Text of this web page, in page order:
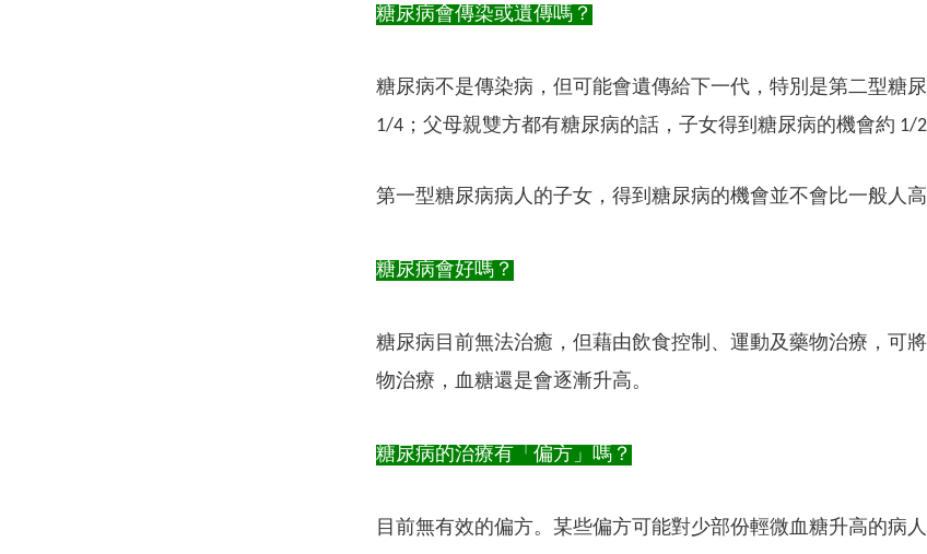
糖尿病會傳染或遺傳嗎？
糖尿病不是傳染病，但可能會遺傳給下一代，特別是第二型糖
1/4；父母親雙方都有糖尿病的話，子女得到糖尿病的機會約 1/2
第一型糖尿病病人的子女，得到糖尿病的機會並不會比一般人高
糖尿病會好嗎？
糖尿病目前無法治癒，但藉由飲食控制、運動及藥物治療，可
物治療，血糖還是會逐漸升高。
糖尿病的治療有「偏方」嗎？
目前無有效的偏方。某些偏方可能對少部份輕微血糖升高的病